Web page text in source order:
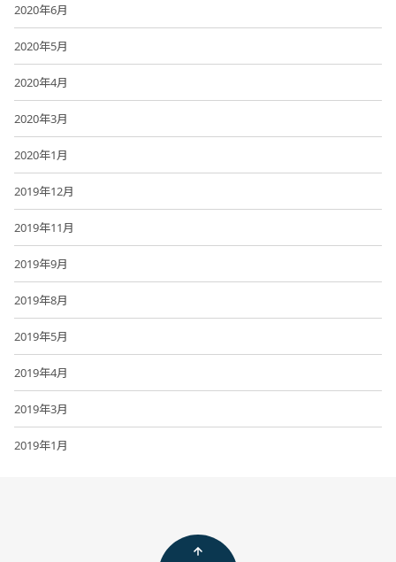
2020年6月
2020年5月
2020年4月
2020年3月
2020年1月
2019年12月
2019年11月
2019年9月
2019年8月
2019年5月
2019年4月
2019年3月
2019年1月